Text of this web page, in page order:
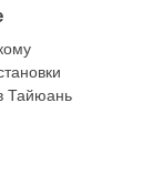
Тайюань